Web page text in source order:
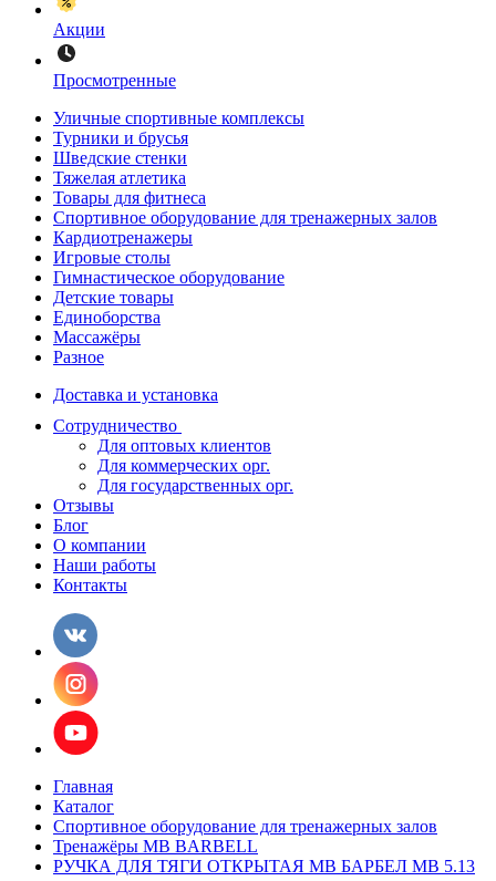
Акции
Просмотренные
Уличные спортивные комплексы
Турники и брусья
Шведские стенки
Тяжелая атлетика
Товары для фитнеса
Спортивное оборудование для тренажерных залов
Кардиотренажеры
Игровые столы
Гимнастическое оборудование
Детские товары
Единоборства
Массажёры
Разное
Доставка и установка
Сотрудничество
Для оптовых клиентов
Для коммерческих орг.
Для государственных орг.
Отзывы
Блог
О компании
Наши работы
Контакты
Главная
Каталог
Спортивное оборудование для тренажерных залов
Тренажёры MB BARBELL
РУЧКА ДЛЯ ТЯГИ ОТКРЫТАЯ МВ БАРБЕЛ MB 5.13